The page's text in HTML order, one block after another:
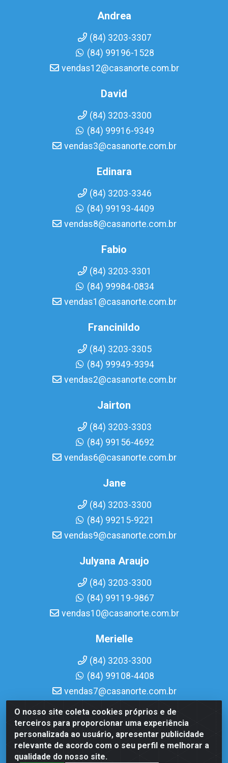
O nosso site coleta cookies próprios e de
terceiros para proporcionar uma experiência
personalizada ao usuário, apresentar publicidade
relevante de acordo com o seu perfil e melhorar a
qualidade do nosso site.
Andrea
(84) 3203-3307
(84) 99196-1528
vendas12@casanorte.com.br
David
(84) 3203-3300
(84) 99916-9349
vendas3@casanorte.com.br
Edinara
(84) 3203-3346
(84) 99193-4409
vendas8@casanorte.com.br
Fabio
(84) 3203-3301
(84) 99984-0834
vendas1@casanorte.com.br
Francinildo
(84) 3203-3305
(84) 99949-9394
vendas2@casanorte.com.br
Jairton
(84) 3203-3303
(84) 99156-4692
vendas6@casanorte.com.br
Jane
(84) 3203-3300
(84) 99215-9221
vendas9@casanorte.com.br
Julyana Araujo
(84) 3203-3300
(84) 99119-9867
vendas10@casanorte.com.br
Merielle
(84) 3203-3300
(84) 99108-4408
vendas7@casanorte.com.br
Casa Norte LTDA - Av. Interventor Mário Câmara, 1815 -
Dix-Sept Rosado, Natal/RN - CEP 59054-600 - CNPJ
08.713.513/0001-51